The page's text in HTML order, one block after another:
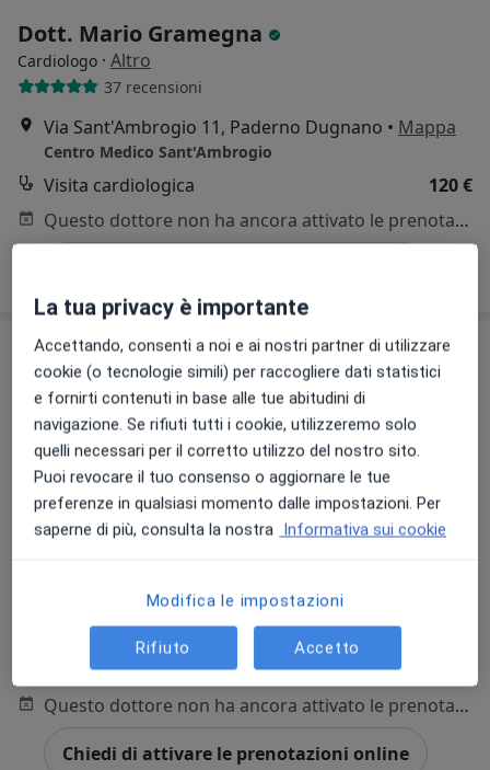
Dott. Mario Gramegna
Cardiologo · Altro
37 recensioni
Via Sant'Ambrogio 11, Paderno Dugnano • Mappa
Centro Medico Sant'Ambrogio
Visita cardiologica
120 €
Questo dottore non ha ancora attivato le prenotazioni online presso questo indirizzo.
Dott.ssa Valeria Sbarra
Altro
Via Cassanese 203, Segrate • Mappa
TOP MEDICAL
Visita cardiologica
Questo dottore non ha ancora attivato le prenotazioni online presso questo indirizzo.
Chiedi di attivare le prenotazioni online
La tua privacy è importante
Accettando, consenti a noi e ai nostri partner di utilizzare
cookie (o tecnologie simili) per raccogliere dati statistici
e fornirti contenuti in base alle tue abitudini di
navigazione. Se rifiuti tutti i cookie, utilizzeremo solo
quelli necessari per il corretto utilizzo del nostro sito.
Puoi revocare il tuo consenso o aggiornare le tue
preferenze in qualsiasi momento dalle impostazioni. Per
saperne di più, consulta la nostra Informativa sui cookie
Modifica le impostazioni
Rifiuto Accetto